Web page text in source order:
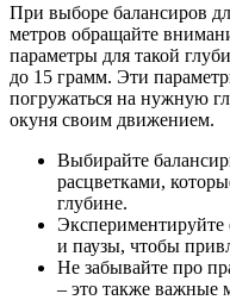
При выборе балансиров
метров обращайте
параметры для такой
до 15 грамм. Эти
погружаться на нужную
окуня своим движением.
Выбирайте
расцветками,
глубине.
Экспериментируйте
и паузы, чтобы
Не забывайте про
– это также важные